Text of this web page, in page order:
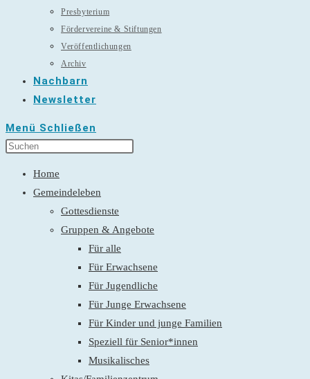
Presbyterium
Fördervereine & Stiftungen
Veröffentlichungen
Archiv
Nachbarn
Newsletter
Menü Schließen
Home
Gemeindeleben
Gottesdienste
Gruppen & Angebote
Für alle
Für Erwachsene
Für Jugendliche
Für Junge Erwachsene
Für Kinder und junge Familien
Speziell für Senior*innen
Musikalisches